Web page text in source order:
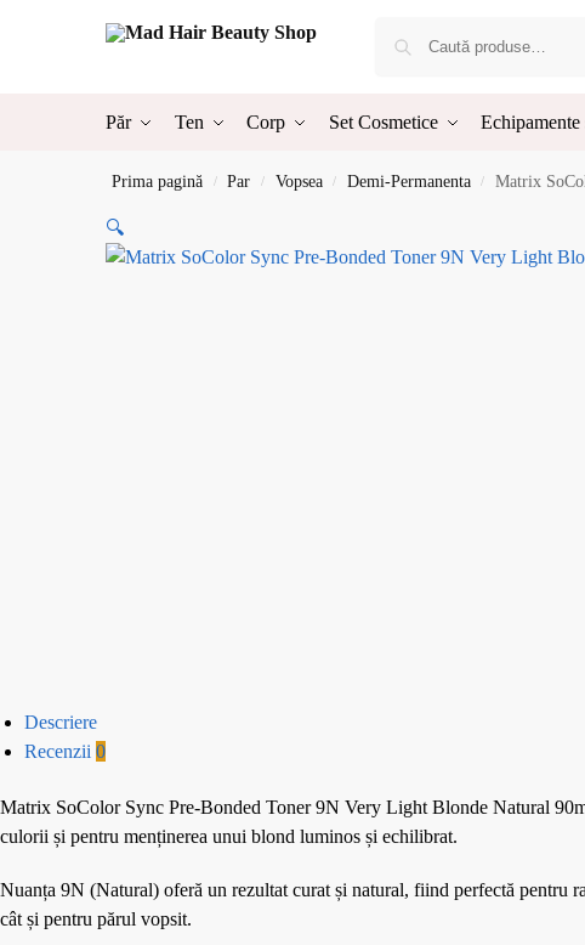
Păr Ten Corp Set Cosmetice
Prima pagină / Par / Vopsea / Demi-Permanenta / Matrix
🔍
Descriere
Recenzii 0
Matrix SoColor Sync Pre-Bonded Toner 9N Very Light Blonde Natural
culorii și pentru menținerea unui blond luminos și echilibrat.
Nuanța 9N (Natural) oferă un rezultat curat și natural, fiind perfectă pentru
cât și pentru părul vopsit.